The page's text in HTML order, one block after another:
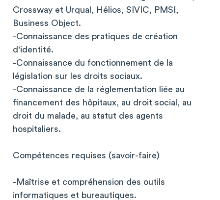
Crossway et Urqual, Hélios, SIVIC, PMSI,
Business Object.
-Connaissance des pratiques de création
d'identité.
-Connaissance du fonctionnement de la
législation sur les droits sociaux.
-Connaissance de la réglementation liée au
financement des hôpitaux, au droit social, au
droit du malade, au statut des agents
hospitaliers.
Compétences requises (savoir-faire)
-Maîtrise et compréhension des outils
informatiques et bureautiques.